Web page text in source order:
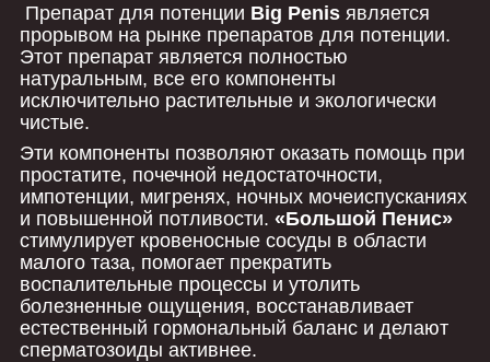
Препарат для потенции Big Penis является
прорывом на рынке препаратов для потенции.
Этот препарат является полностью
натуральным, все его компоненты
исключительно растительные и экологически
чистые.
Эти компоненты позволяют оказать помощь при
простатите, почечной недостаточности,
импотенции, мигренях, ночных мочеиспусканиях
и повышенной потливости. «Большой Пенис»
стимулирует кровеносные сосуды в области
малого таза, помогает прекратить
воспалительные процессы и утолить
болезненные ощущения, восстанавливает
естественный гормональный баланс и делают
сперматозоиды активнее.